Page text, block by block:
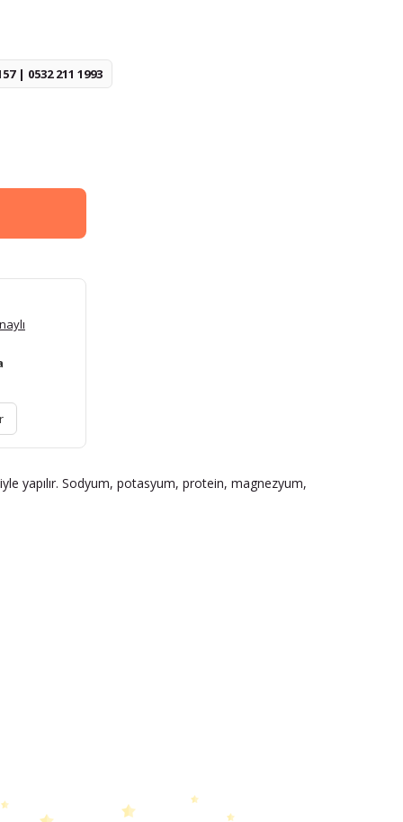
| 0532 211 1993
yapılır. Sodyum, potasyum, protein, magnezyum,